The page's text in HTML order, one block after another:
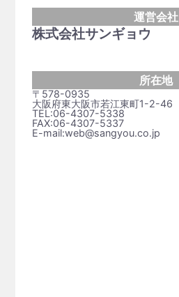
運営会社
株式会社サンギョウ
所在地
〒578-0935
大阪府東大阪市若江東町1-2-46
TEL:06-4307-5338
FAX:06-4307-5337
E-mail:web@sangyou.co.jp